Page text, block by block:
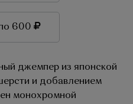
600
джемпер из японской
и добавлением
монохромной